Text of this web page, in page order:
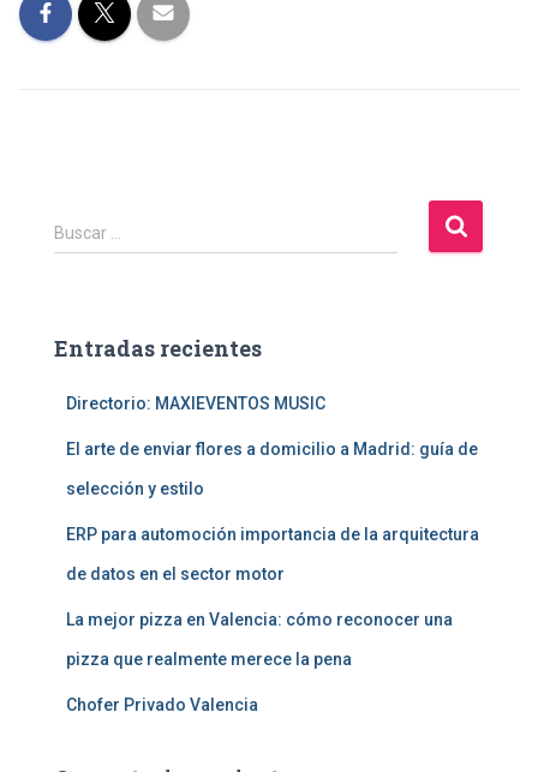
B
u
r
Buscar …
Entradas recientes
Directorio: MAXIEVENTOS MUSIC
El arte de enviar flores a domicilio a Madrid: guía de
selección y estilo
ERP para automoción importancia de la arquitectura
de datos en el sector motor
La mejor pizza en Valencia: cómo reconocer una
pizza que realmente merece la pena
Chofer Privado Valencia